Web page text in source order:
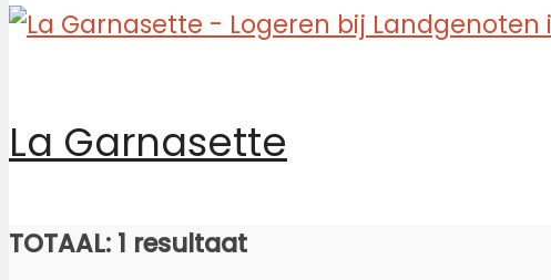
La Garnasette
TOTAAL: 1 resultaat